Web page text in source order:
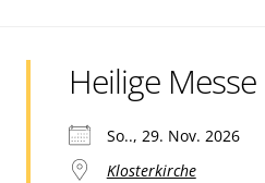
Heilige Messe
So.., 29. Nov. 2026
Klosterkirche